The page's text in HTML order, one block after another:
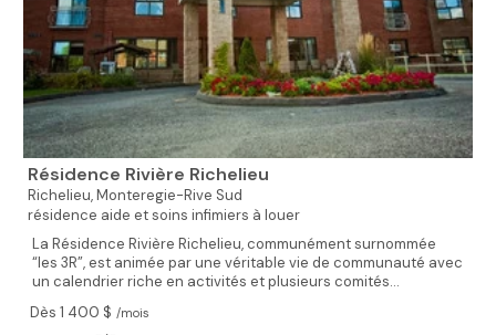
Résidence Rivière Richelieu
Richelieu,Monteregie-Rive Sud
résidence aide et soins infimiers à louer
La Résidence Rivière Richelieu, communément surnommée
“les 3R”, est animée par une véritable vie de communauté avec
un calendrier riche en activités et plusieurs comités...
Dès 1 400 $ /mois